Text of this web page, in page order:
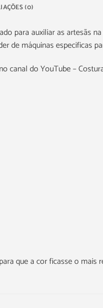
(0)
para auxiliar as artesãs
de máquinas especificas
canal do YouTube –
que a cor ficasse o mais